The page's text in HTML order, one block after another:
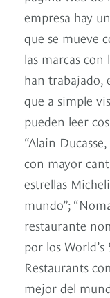
empresa hay
que se mueve
las marcas con
han trabajado,
que a simple
pueden leer
“Alain
con mayor
estrellas
mundo”;
restaurante
por los World’s
Restaurants
mejor del